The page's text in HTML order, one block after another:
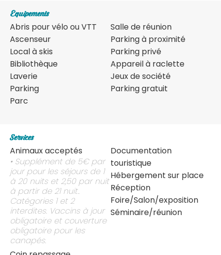
Equipements
Abris pour vélo ou VTT
Ascenseur
Local à skis
Bibliothèque
Laverie
Parking
Parc
Salle de réunion
Parking à proximité
Parking privé
Appareil à raclette
Jeux de société
Parking gratuit
Services
Animaux acceptés
• Supplément de 5€ par
jour pour les séjours de 1
à 20 nuits et 2,50 par nuit
à partir de 21 nuit..
Catégories 1 et 2
interdites. Vaccins à jour
obligatoire et couverture
obligatoire pour les
canapés.
Documentation
touristique
Hébergement sur place
Réception
Foire/Salon/exposition
Séminaire/réunion